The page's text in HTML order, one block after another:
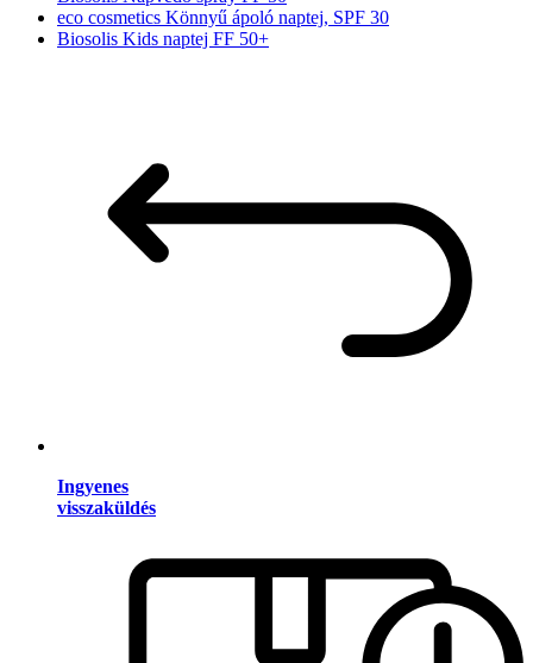
eco cosmetics Könnyű ápoló naptej, SPF 30
Biosolis Kids naptej FF 50+
Ingyenes
visszaküldés